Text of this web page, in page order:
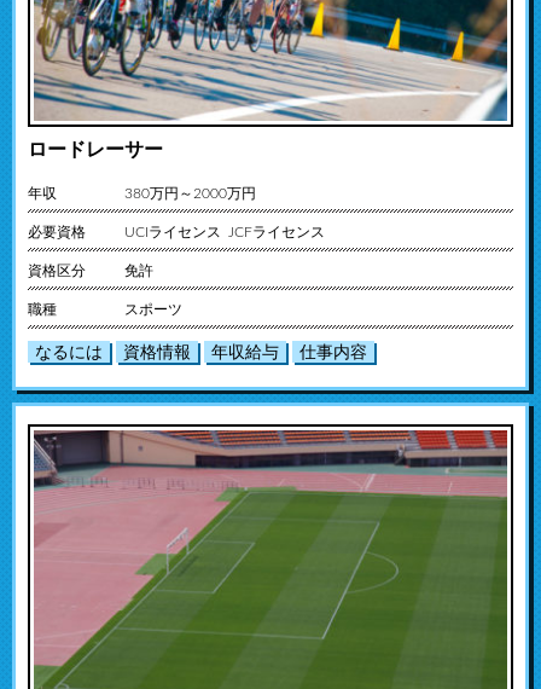
ロードレーサー
年収 380万円～2000万円
必要資格 UCIライセンス JCFライセンス
資格区分 免許
職種 スポーツ
なるには 資格情報 年収給与 仕事内容